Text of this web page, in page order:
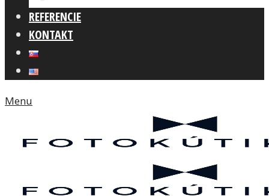
REFERENCIE
KONTAKT
Menu